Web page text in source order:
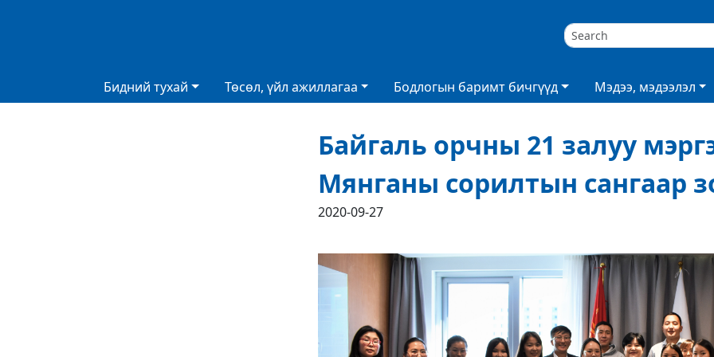
Бидний тухай Төсөл, үйл ажиллагаа Бодлогын баримт бичгүүд Мэдээ, мэдээлэл
Байгаль орчны 21 залуу
Мянганы сорилтын сангаар
2020-09-27